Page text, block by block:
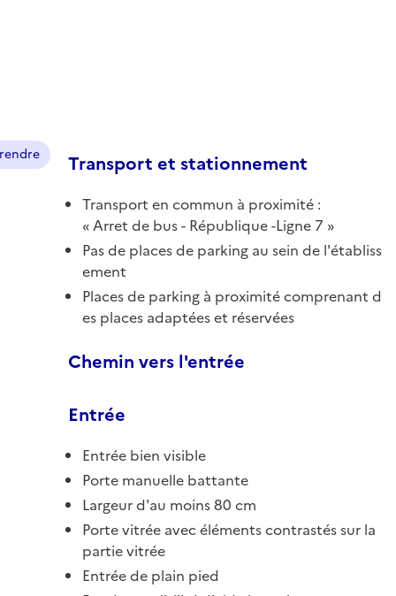
Transport et stationnement
Transport en commun à proximité :
Arret de bus - République -Ligne 7
Pas de places de parking au sein de l'établiss
ement
Places de parking à proximité comprenant d
es places adaptées et réservées
Chemin vers l'entrée
Entrée
Entrée bien visible
Porte manuelle battante
Largeur d'au moins 80 cm
Porte vitrée avec éléments contrastés sur la
partie vitrée
Entrée de plain pied